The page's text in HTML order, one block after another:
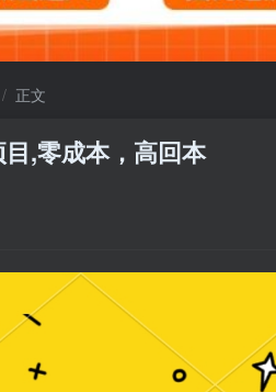
正文
,零成本，高回本